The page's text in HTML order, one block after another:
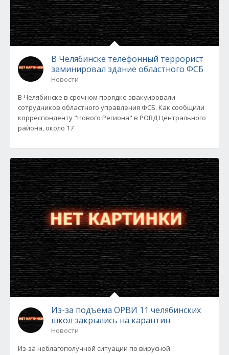
В Челябинске телефонный террорист
заминировал здание областного ФСБ
Новости
В Челябинске в срочном порядке эвакуировали
сотрудников областного управления ФСБ. Как сообщили
корреспонденту "Нового Региона" в РОВД Центрального
района, около 17
Из-за подъема ОРВИ 11 челябинских
школ закрылись на карантин
Новости
Из-за неблагополучной ситуации по вирусной